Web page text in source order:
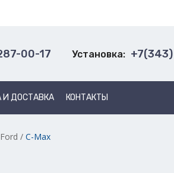
00-17 Установка:
И ДОСТАВКА КОНТАКТЫ
Ford / C-Max